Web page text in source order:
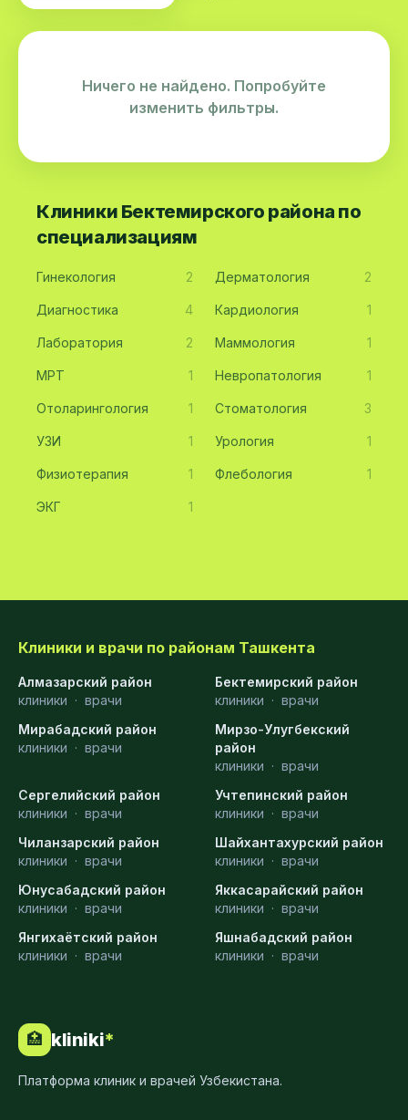
Ничего не найдено. Попробуйте
изменить фильтры.
Клиники Бектемирского района по
специализациям
Гинекология 2 Дерматология 2
Диагностика 4 Кардиология 1
Лаборатория 2 Маммология 1
МРТ 1 Невропатология 1
Отоларингология 1 Стоматология 3
УЗИ 1 Урология 1
Физиотерапия 1 Флебология 1
ЭКГ 1
Клиники и врачи по районам Ташкента
Алмазарский район
клиники · врачи
Бектемирский район
клиники · врачи
Мирабадский район
клиники · врачи
Мирзо-Улугбекский
район
клиники · врачи
Сергелийский район
клиники · врачи
Учтепинский район
клиники · врачи
Чиланзарский район
клиники · врачи
Шайхантахурский район
клиники · врачи
Юнусабадский район
клиники · врачи
Яккасарайский район
клиники · врачи
Янгихаётский район
клиники · врачи
Яшнабадский район
клиники · врачи
🏥 kliniki*
Платформа клиник и врачей Узбекистана.